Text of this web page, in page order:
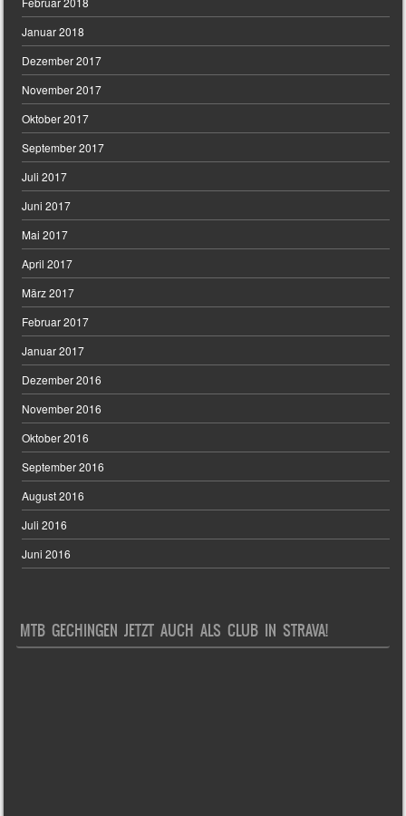
Januar 2018
Dezember 2017
November 2017
Oktober 2017
September 2017
Juli 2017
Juni 2017
Mai 2017
April 2017
März 2017
Februar 2017
Januar 2017
Dezember 2016
November 2016
Oktober 2016
September 2016
August 2016
Juli 2016
Juni 2016
MTB GECHINGEN JETZT AUCH ALS CLUB IN STRAVA!